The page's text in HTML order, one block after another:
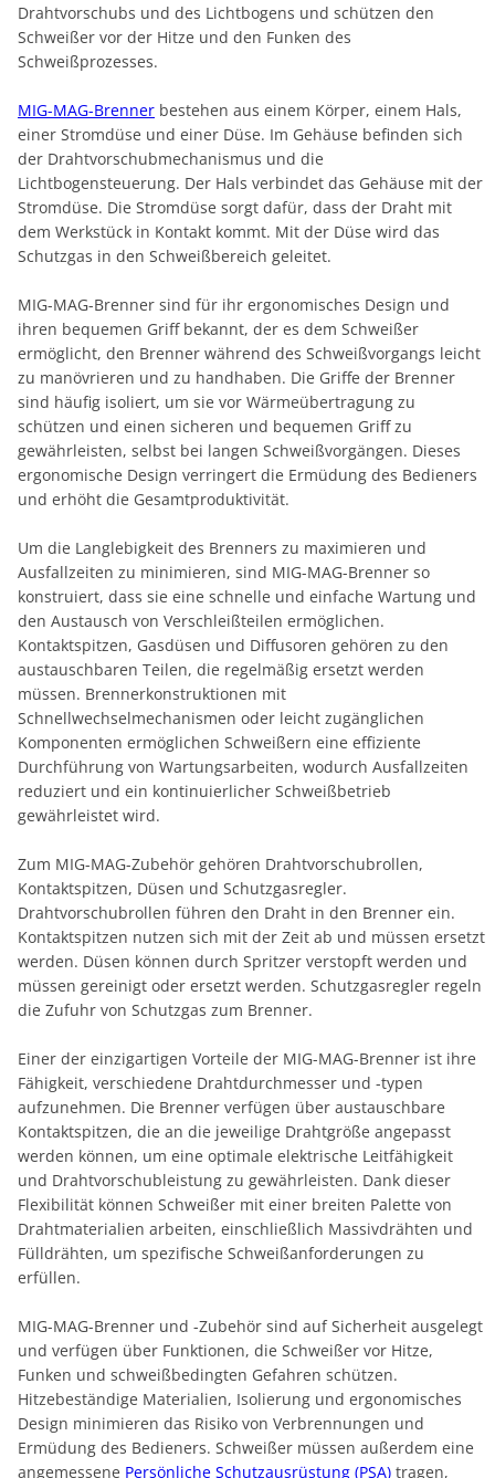
Drahtvorschubs und des Lichtbogens und schützen den
Schweißer vor der Hitze und den Funken des
Schweißprozesses.
MIG-MAG-Brenner bestehen aus einem Körper, einem Hals,
einer Stromdüse und einer Düse. Im Gehäuse befinden sich
der Drahtvorschubmechanismus und die
Lichtbogensteuerung. Der Hals verbindet das Gehäuse mit der
Stromdüse. Die Stromdüse sorgt dafür, dass der Draht mit
dem Werkstück in Kontakt kommt. Mit der Düse wird das
Schutzgas in den Schweißbereich geleitet.
MIG-MAG-Brenner sind für ihr ergonomisches Design und
ihren bequemen Griff bekannt, der es dem Schweißer
ermöglicht, den Brenner während des Schweißvorgangs leicht
zu manövrieren und zu handhaben. Die Griffe der Brenner
sind häufig isoliert, um sie vor Wärmeübertragung zu
schützen und einen sicheren und bequemen Griff zu
gewährleisten, selbst bei langen Schweißvorgängen. Dieses
ergonomische Design verringert die Ermüdung des Bedieners
und erhöht die Gesamtproduktivität.
Um die Langlebigkeit des Brenners zu maximieren und
Ausfallzeiten zu minimieren, sind MIG-MAG-Brenner so
konstruiert, dass sie eine schnelle und einfache Wartung und
den Austausch von Verschleißteilen ermöglichen.
Kontaktspitzen, Gasdüsen und Diffusoren gehören zu den
austauschbaren Teilen, die regelmäßig ersetzt werden
müssen. Brennerkonstruktionen mit
Schnellwechselmechanismen oder leicht zugänglichen
Komponenten ermöglichen Schweißern eine effiziente
Durchführung von Wartungsarbeiten, wodurch Ausfallzeiten
reduziert und ein kontinuierlicher Schweißbetrieb
gewährleistet wird.
Zum MIG-MAG-Zubehör gehören Drahtvorschubrollen,
Kontaktspitzen, Düsen und Schutzgasregler.
Drahtvorschubrollen führen den Draht in den Brenner ein.
Kontaktspitzen nutzen sich mit der Zeit ab und müssen ersetzt
werden. Düsen können durch Spritzer verstopft werden und
müssen gereinigt oder ersetzt werden. Schutzgasregler regeln
die Zufuhr von Schutzgas zum Brenner.
Einer der einzigartigen Vorteile der MIG-MAG-Brenner ist ihre
Fähigkeit, verschiedene Drahtdurchmesser und -typen
aufzunehmen. Die Brenner verfügen über austauschbare
Kontaktspitzen, die an die jeweilige Drahtgröße angepasst
werden können, um eine optimale elektrische Leitfähigkeit
und Drahtvorschubleistung zu gewährleisten. Dank dieser
Flexibilität können Schweißer mit einer breiten Palette von
Drahtmaterialien arbeiten, einschließlich Massivdrähten und
Fülldrähten, um spezifische Schweißanforderungen zu
erfüllen.
MIG-MAG-Brenner und -Zubehör sind auf Sicherheit ausgelegt
und verfügen über Funktionen, die Schweißer vor Hitze,
Funken und schweißbedingten Gefahren schützen.
Hitzebeständige Materialien, Isolierung und ergonomisches
Design minimieren das Risiko von Verbrennungen und
Ermüdung des Bedieners. Schweißer müssen außerdem eine
angemessene Persönliche Schutzausrüstung (PSA) tragen,